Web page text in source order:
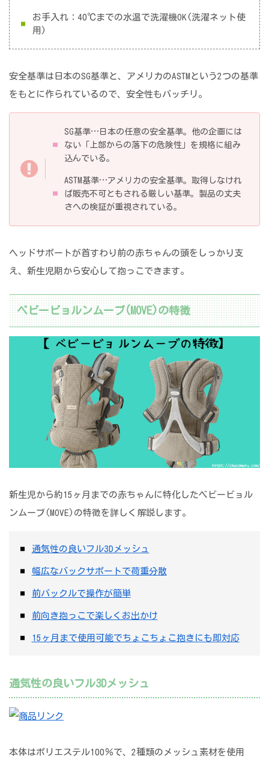
お手入れ：40℃までの水温で洗濯機OK(洗濯ネット使
用)
安全基準は日本のSG基準と、アメリカのASTMという2つの基準
をもとに作られているので、安全性もバッチリ。
SG基準…日本の任意の安全基準。他の企画には
ない「上部からの落下の危険性」を規格に組み
込んでいる。
ASTM基準…アメリカの安全基準。取得しなけれ
ば販売不可ともされる厳しい基準。製品の丈夫
さへの検証が重視されている。
ヘッドサポートが首すわり前の赤ちゃんの頭をしっかり支
え、新生児期から安心して抱っこできます。
ベビービョルンムーブ(MOVE)の特徴
新生児から約15ヶ月までの赤ちゃんに特化したベビービョル
ンムーブ(MOVE)の特徴を詳しく解説します。
通気性の良いフル3Dメッシュ
幅広なバックサポートで荷重分散
前バックルで操作が簡単
前向き抱っこで楽しくお出かけ
15ヶ月まで使用可能でちょこちょこ抱きにも即対応
通気性の良いフル3Dメッシュ
本体はポリエステル100％で、2種類のメッシュ素材を使用